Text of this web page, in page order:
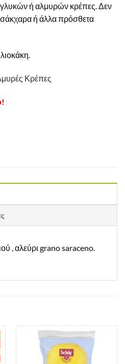
γλυκών ή αλμυρών κρέπες. Δεν
σάκχαρα ή άλλα πρόσθετα
Κρέπες
, αλεύρι grano saraceno.